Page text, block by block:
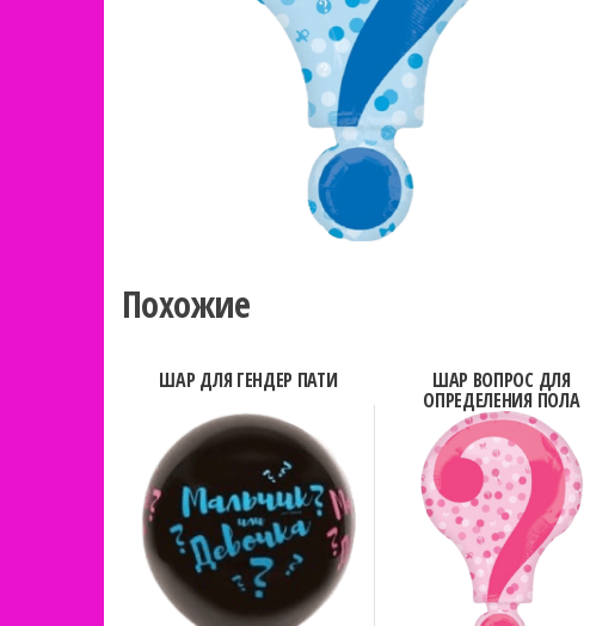
Похожие
ШАР ДЛЯ ГЕНДЕР ПАТИ ШАР ВОПРОС ДЛЯ
ОПРЕДЕЛЕНИЯ ПОЛА